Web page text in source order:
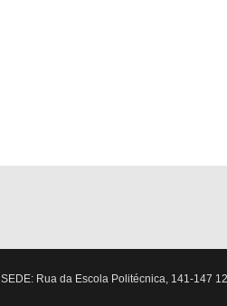
SEDE: Rua da Escola Politécnica, 141-147